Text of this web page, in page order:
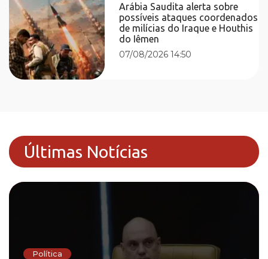
Arábia Saudita alerta sobre
possíveis ataques coordenados
de milícias do Iraque e Houthis
do Iêmen
07/08/2026 14:50
Últimas Notícias
Política